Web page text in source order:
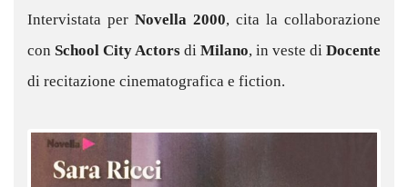
Intervistata per Novella 2000, cita la collaborazione
con School City Actors di Milano, in veste di Docente
di recitazione cinematografica e fiction.